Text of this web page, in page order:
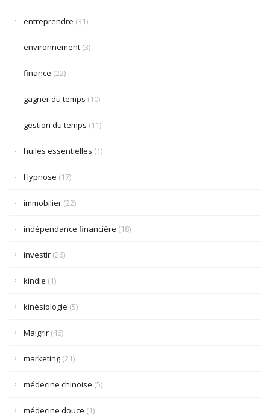
entreprendre (31)
environnement (3)
finance (22)
gagner du temps (10)
gestion du temps (11)
huiles essentielles (1)
Hypnose (17)
immobilier (22)
indépendance financière (18)
investir (26)
kindle (1)
kinésiologie (5)
Maigrir (46)
marketing (21)
médecine chinoise (5)
médecine douce (1)